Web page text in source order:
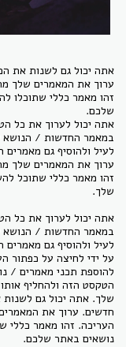
אתה יכול גם לשנות את
ערוך את המאמרים שלך
זהו מאמר כללי שתוכלו
שלכם.
אתה יכול לערוך את כל
במאמר החדשות / הנושא
לעיל ולהוסיף גם מאמרים
ערוך את המאמרים שלך
זהו מאמר כללי שתוכל
שלך.
אתה יכול לערוך את כל
במאמר החדשות / הנושא
לעיל ולהוסיף גם
על ידי לחיצה על כפתור
להוספת תכני מאמרים /
הטקסט הזה ולהחליף
שלך. אתה יכול גם
חדשים. ערוך את
העריכה. זהו מאמר כללי
נושאים באתר שלכם.